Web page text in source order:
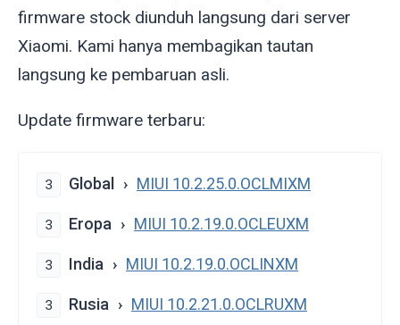
firmware stock diunduh langsung dari server
Xiaomi. Kami hanya membagikan tautan
langsung ke pembaruan asli.
Update firmware terbaru:
3 Global MIUI 10.2.25.0.OCLMIXM
3 Eropa MIUI 10.2.19.0.OCLEUXM
3 India MIUI 10.2.19.0.OCLINXM
3 Rusia MIUI 10.2.21.0.OCLRUXM